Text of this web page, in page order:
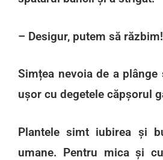
– Desigur, putem să răzbim!
Simțea nevoia de a
ușor cu degetele căpșorul
Plantele simt iubirea și
umane. Pentru mica și